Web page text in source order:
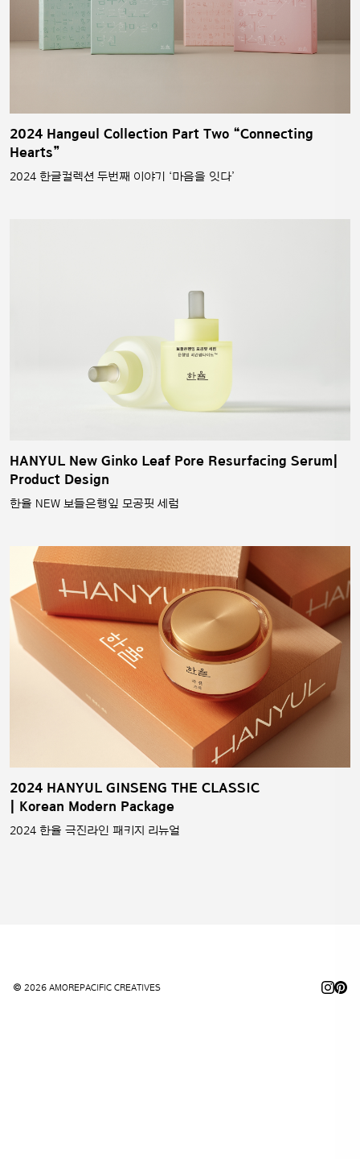
2024 Hangeul Collection Part Two “Connecting
Hearts”
2024 한글컬렉션 두번째 이야기 ‘마음을 잇다’
HANYUL New Ginko Leaf Pore Resurfacing Serum|
Product Design
한율 NEW 보들은행잎 모공핏 세럼
2024 HANYUL GINSENG THE CLASSIC
| Korean Modern Package
2024 한율 극진라인 패키지 리뉴얼
© 2026 AMOREPACIFIC CREATIVES